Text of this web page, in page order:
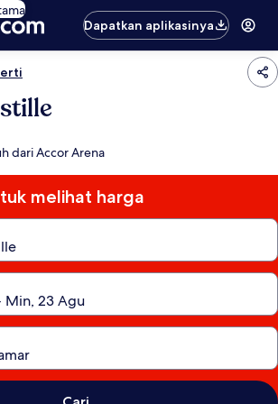
Dapatkan aplikasinya
dari Accor Arena
melihat harga